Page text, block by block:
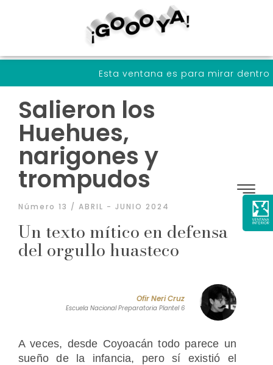
Esta ventana es para mirar dentro de
Salieron los
Huehues,
narigones y
trompudos
Número 13 / ABRIL - JUNIO 2024
Un texto mítico en defensa
del orgullo huasteco
Ofir Neri Cruz
Escuela Nacional Preparatoria Plantel 6
A veces, desde Coyoacán todo parece un
sueño de la infancia, pero sí existió el